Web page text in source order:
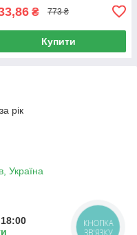
₴ 773 ₴
Купити
рік
Україна
КНОПКА
ЗВ'ЯЗКУ